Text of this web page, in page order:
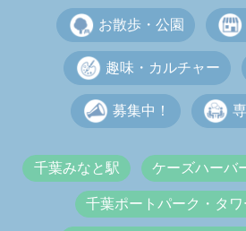
お散歩・公園
趣味・カルチャー
募集中！
千葉みなと駅 ケーズハーバ
千葉ポートパーク・タ